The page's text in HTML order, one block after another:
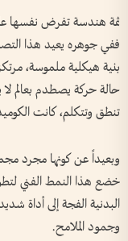
ثمة هندسة تفرض نفسها
ففي جوهره يعيد هذا
بنية هيكلية ملموسة،
حالة حركة يصطدم بعالم
تنطق وتتكلم، كانت
وبعيداً عن كونها مجرد
خضع هذا النمط الفني
البدنية الفجة إلى أداة
وجمود الملامح.